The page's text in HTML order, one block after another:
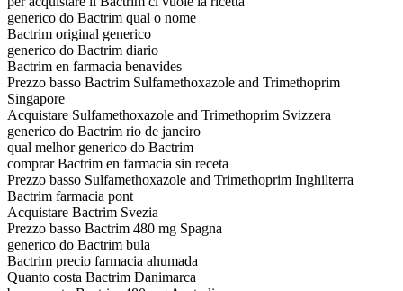
generico do Bactrim qual o nome
Bactrim original generico
generico do Bactrim diario
Bactrim en farmacia benavides
Prezzo basso Bactrim Sulfamethoxazole and Trimethoprim
Singapore
Acquistare Sulfamethoxazole and Trimethoprim Svizzera
generico do Bactrim rio de janeiro
qual melhor generico do Bactrim
comprar Bactrim en farmacia sin receta
Prezzo basso Sulfamethoxazole and Trimethoprim Inghilterra
Bactrim farmacia pont
Acquistare Bactrim Svezia
Prezzo basso Bactrim 480 mg Spagna
generico do Bactrim bula
Bactrim precio farmacia ahumada
Quanto costa Bactrim Danimarca